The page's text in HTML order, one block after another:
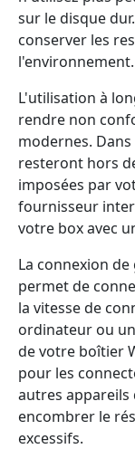
sur le disque
conserver les
l'environnement.
L'utilisation à
rendre non
modernes.
resteront hors
imposées par
fournisseur
votre box avec
La connexion
permet de
la vitesse de
ordinateur ou
de votre boîtier
pour les
autres appareils
encombrer le
excessifs.